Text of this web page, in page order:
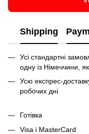
Shipping
Усі стандартні
одну із Німеччини,
Усю експрес-
робочих дні
Готівка
Visa і MasterCard